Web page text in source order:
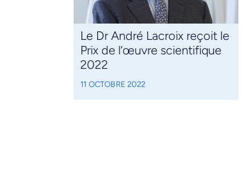
Le Dr André Lacroix reçoit le
Prix de l’œuvre scientifique
2022
11 OCTOBRE 2022